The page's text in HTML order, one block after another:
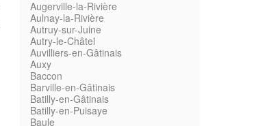
Augerville-la-Rivière
Aulnay-la-Rivière
Autruy-sur-Juine
Autry-le-Châtel
Auvilliers-en-Gâtinais
Auxy
Baccon
Barville-en-Gâtinais
Batilly-en-Gâtinais
Batilly-en-Puisaye
Baule